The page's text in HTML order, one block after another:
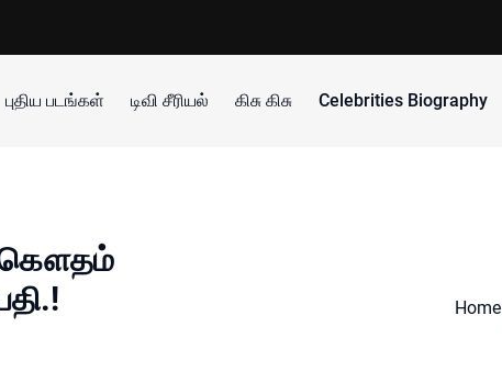
புதிய படங்கள் டிவி சீரியல் கிசு கிசு Celebrities Biography
கௌதம்
Home